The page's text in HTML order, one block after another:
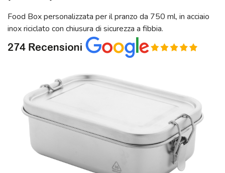
Food Box personalizzata per il pranzo da 750 ml, in acciaio
inox riciclato con chiusura di sicurezza a fibbia.